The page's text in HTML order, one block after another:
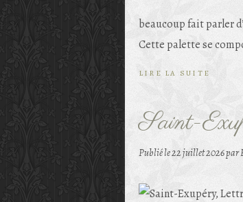
beaucoup fait parler
Cette palette se
LIRE LA SUITE
Saint-
Publié le22 juillet 2026par